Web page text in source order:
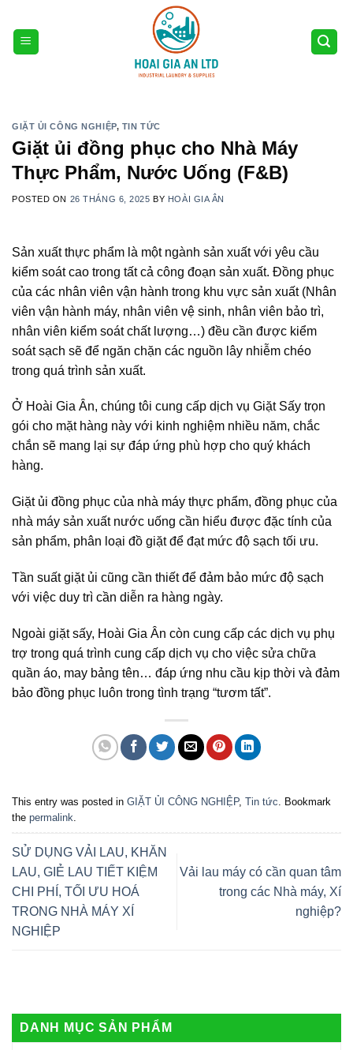
content
GIẶT ỦI CÔNG NGHIỆP, TIN TỨC
Giặt ủi đồng phục cho Nhà Máy
Thực Phẩm, Nước Uống (F&B)
POSTED ON 26 THÁNG 6, 2025 BY HOÀI GIA ÂN
Sản xuất thực phẩm là một ngành sản xuất với yêu cầu
kiểm soát cao trong tất cả công đoạn sản xuất. Đồng phục
của các nhân viên vận hành trong khu vực sản xuất (Nhân
viên vận hành máy, nhân viên vệ sinh, nhân viên bảo trì,
nhân viên kiểm soát chất lượng…) đều cần được kiểm
soát sạch sẽ để ngăn chặn các nguồn lây nhiễm chéo
trong quá trình sản xuất.
Ở Hoài Gia Ân, chúng tôi cung cấp dịch vụ Giặt Sấy trọn
gói cho mặt hàng này với kinh nghiệm nhiều năm, chắc
chắn sẽ mang lại sự đáp ứng phù hợp cho quý khách
hàng.
Giặt ủi đồng phục của nhà máy thực phẩm, đồng phục của
nhà máy sản xuất nước uống cần hiểu được đặc tính của
sản phẩm, phân loại đồ giặt để đạt mức độ sạch tối ưu.
Tần suất giặt ủi cũng cần thiết để đảm bảo mức độ sạch
với việc duy trì cần diễn ra hàng ngày.
Ngoài giặt sấy, Hoài Gia Ân còn cung cấp các dịch vụ phụ
trợ trong quá trình cung cấp dịch vụ cho việc sửa chữa
quần áo, may bảng tên… đáp ứng nhu cầu kịp thời và đảm
bảo đồng phục luôn trong tình trạng “tươm tất”.
This entry was posted in GIẶT ỦI CÔNG NGHIỆP, Tin tức. Bookmark
the permalink.
SỬ DỤNG VẢI LAU, KHĂN
LAU, GIẺ LAU TIẾT KIỆM
CHI PHÍ, TỐI ƯU HOÁ
TRONG NHÀ MÁY XÍ
NGHIỆP
Vải lau máy có cần quan tâm
trong các Nhà máy, Xí
nghiệp?
DANH MỤC SẢN PHẨM